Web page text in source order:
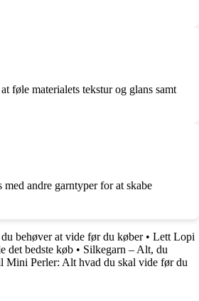
føle materialets tekstur og glans samt
andre garntyper for at skabe
behøver at vide før du køber• Lett Lopi
det bedste køb • Silkegarn – Alt, du
Mini Perler: Alt hvad du skal vide før du